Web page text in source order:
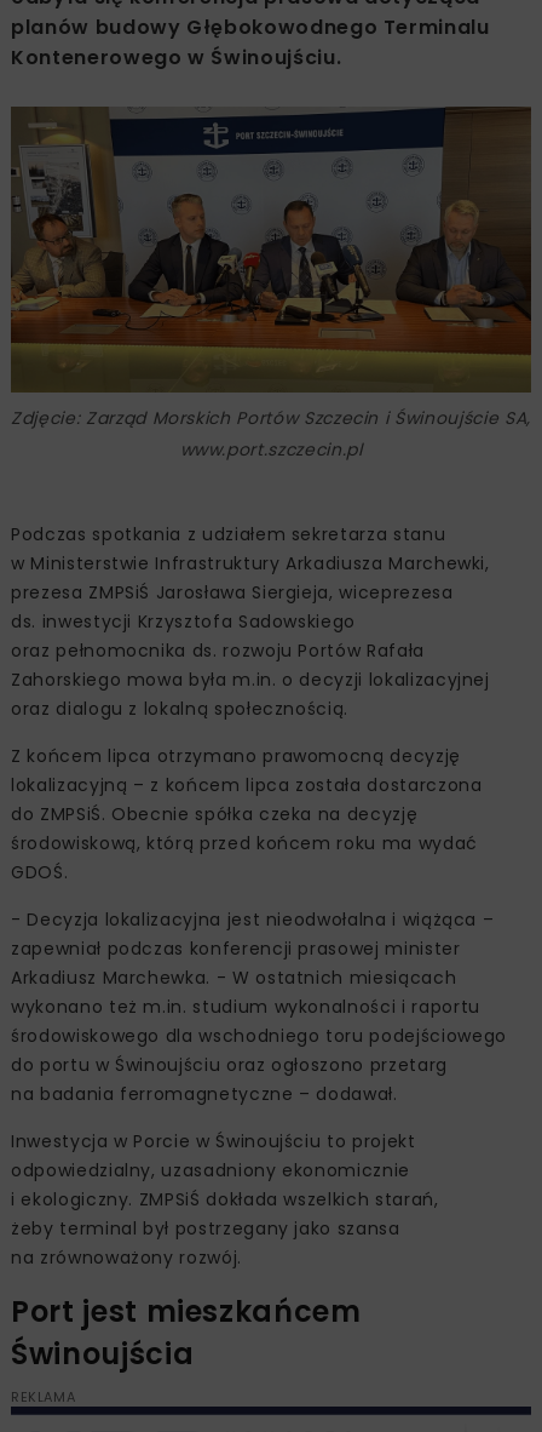
planów budowy Głębokowodnego Terminalu
Kontenerowego w Świnoujściu.
Zdjęcie: Zarząd Morskich Portów Szczecin i Świnoujście SA,
www.port.szczecin.pl
Podczas spotkania z udziałem sekretarza stanu
w Ministerstwie Infrastruktury Arkadiusza Marchewki,
prezesa ZMPSiŚ Jarosława Siergieja, wiceprezesa
ds. inwestycji Krzysztofa Sadowskiego
oraz pełnomocnika ds. rozwoju Portów Rafała
Zahorskiego mowa była m.in. o decyzji lokalizacyjnej
oraz dialogu z lokalną społecznością.
Z końcem lipca otrzymano prawomocną decyzję
lokalizacyjną – z końcem lipca została dostarczona
do ZMPSiŚ. Obecnie spółka czeka na decyzję
środowiskową, którą przed końcem roku ma wydać
GDOŚ.
- Decyzja lokalizacyjna jest nieodwołalna i wiążąca –
zapewniał podczas konferencji prasowej minister
Arkadiusz Marchewka. - W ostatnich miesiącach
wykonano też m.in. studium wykonalności i raportu
środowiskowego dla wschodniego toru podejściowego
do portu w Świnoujściu oraz ogłoszono przetarg
na badania ferromagnetyczne – dodawał.
Inwestycja w Porcie w Świnoujściu to projekt
odpowiedzialny, uzasadniony ekonomicznie
i ekologiczny. ZMPSiŚ dokłada wszelkich starań,
żeby terminal był postrzegany jako szansa
na zrównoważony rozwój.
Port jest mieszkańcem
Świnoujścia
REKLAMA